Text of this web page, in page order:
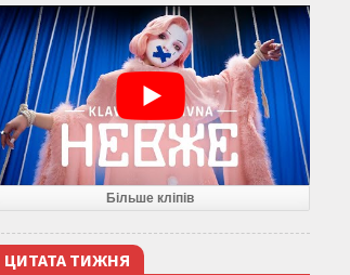
Більше кліпів
ЦИТАТА ТИЖНЯ